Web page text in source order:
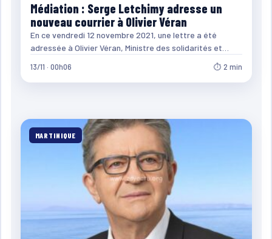
Médiation : Serge Letchimy adresse un
nouveau courrier à Olivier Véran
En ce vendredi 12 novembre 2021, une lettre a été
adressée à Olivier Véran, Ministre des solidarités et…
13/11 · 00h06 ⏱ 2 min
MARTINIQUE